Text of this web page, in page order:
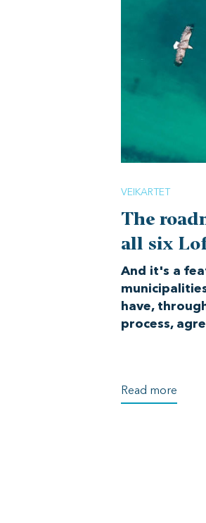
VEIKARTET
The
all six
And it's a
have,
process,
Read more